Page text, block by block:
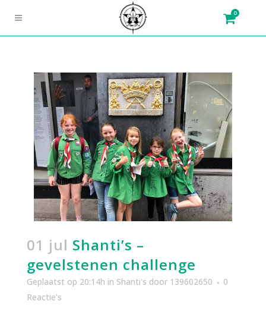
0
01 jul Shanti’s –
gevelstenen challenge
Geplaatst op 20:14h in Shanti's door 139602650
0
Reactie's